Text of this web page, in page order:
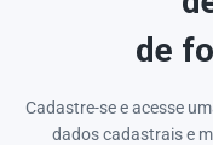
de
Cadastre-se e acesse
dados cadastrais e